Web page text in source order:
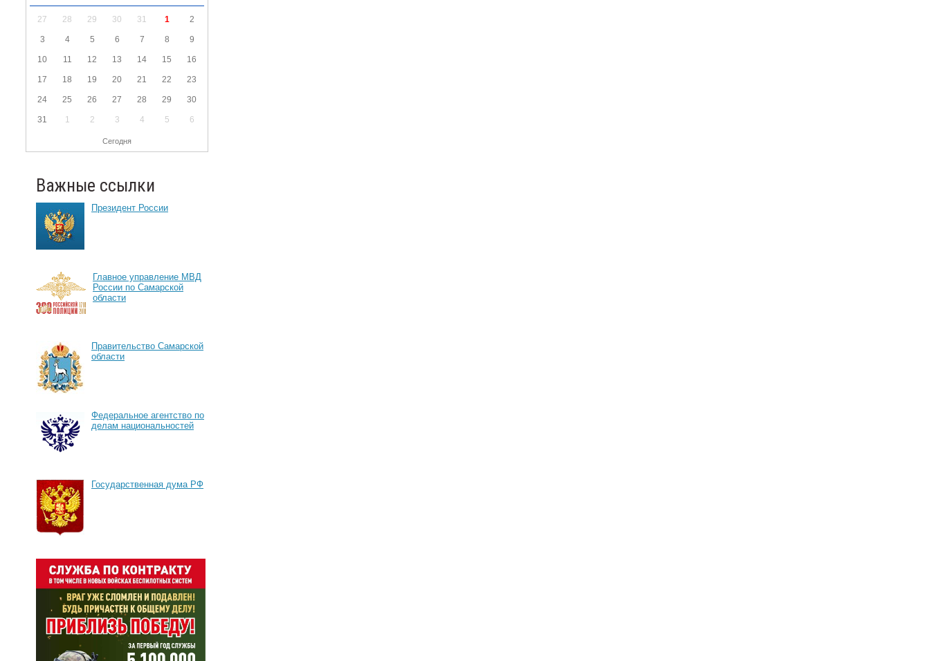
27 28 29 30 31 1 2
3 4 5 6 7 8 9
10 11 12 13 14 15 16
17 18 19 20 21 22 23
24 25 26 27 28 29 30
31 1 2 3 4 5 6
Сегодня
Важные ссылки
Президент России
Главное управление МВД
России по Самарской
области
Правительство Самарской
области
Федеральное агентство по
делам национальностей
Государственная дума РФ